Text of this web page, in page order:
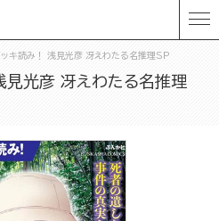
ッキ読み！ 浅見光彦 冴えわたる名推理SP
見光彦 冴えわたる名推理